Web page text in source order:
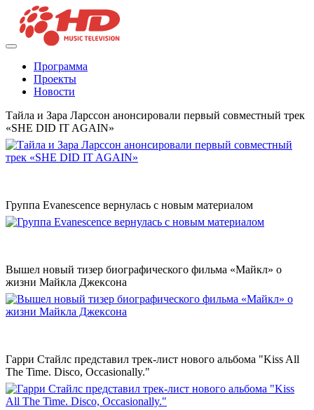
Программа
Проекты
Новости
Тайла и Зара Ларссон анонсировали первый совместный трек
«SHE DID IT AGAIN»
Группа Evanescence вернулась с новым материалом
Вышел новый тизер биографического фильма «Майкл» о
жизни Майкла Джексона
Гарри Стайлс представил трек-лист нового альбома "Kiss All
The Time. Disco, Occasionally."